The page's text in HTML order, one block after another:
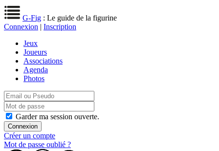
G-Fig : Le guide de la figurine
Connexion | Inscription
Jeux
Joueurs
Associations
Agenda
Photos
Garder ma session ouverte.
Créer un compte
Mot de passe oublié ?